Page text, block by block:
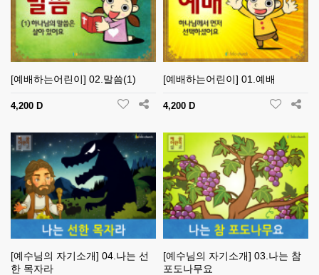
[예배하는어린이] 02.말씀(1)
4,200 D
[예배하는어린이] 01.예배
4,200 D
[예수님의 자기소개] 04.나는 선
한 목자라
[예수님의 자기소개] 03.나는 참
포도나무요